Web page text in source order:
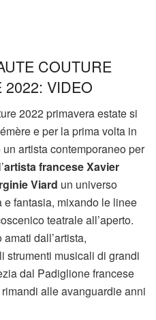
COUTURE
2022: VIDEO
2022 primavera estate si
e per la prima volta in
artista contemporaneo per
artista francese Xavier
Viard un universo
e fantasia, mixando le linee
teatrale all’aperto.
dall’artista,
strumenti musicali di grandi
dal Padiglione francese
alle avanguardie anni